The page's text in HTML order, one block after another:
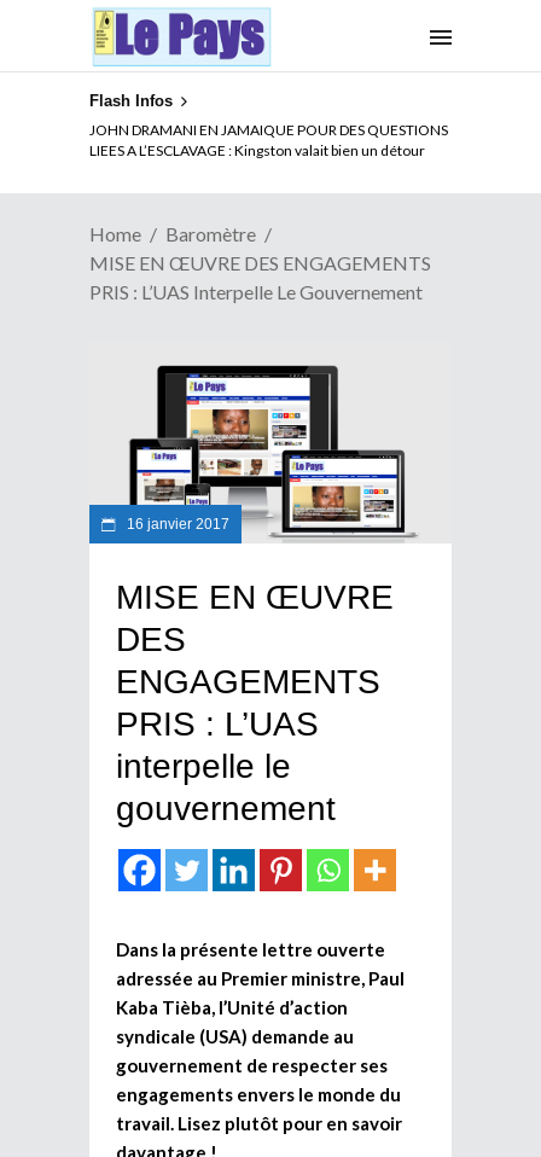
Flash Infos
ELECTION DE TALON A LA TETE DU SENAT BENINOIS :
Quand Patrice quitte le pouvoir sans partir !
Home
Baromètre
MISE EN ŒUVRE DES ENGAGEMENTS
PRIS : L’UAS Interpelle Le Gouvernement
16 janvier 2017
MISE EN ŒUVRE
DES
ENGAGEMENTS
PRIS : L’UAS
interpelle le
gouvernement
Dans la présente lettre ouverte
adressée au Premier ministre, Paul
Kaba Tièba, l’Unité d’action
syndicale (USA) demande au
gouvernement de respecter ses
engagements envers le monde du
travail. Lisez plutôt pour en savoir
davantage !